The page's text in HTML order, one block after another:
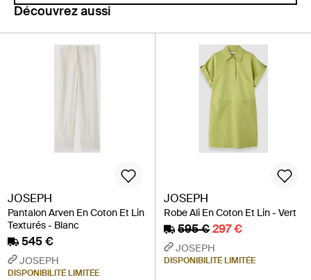
Découvrez aussi
JOSEPH
Pantalon Arven En Coton Et Lin
Texturés - Blanc
545 €
JOSEPH
DISPONIBILITÉ LIMITÉE
JOSEPH
Robe Ali En Coton Et Lin - Vert
595 €297 €
JOSEPH
DISPONIBILITÉ LIMITÉE